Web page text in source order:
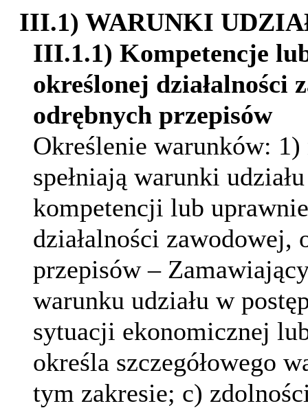
III.1) WARUNKI
III.1.1) Kompetencje
określonej działalności
odrębnych przepisów
Określenie warunków: 1)
spełniają warunki
kompetencji lub
działalności
przepisów –
warunku udziału w
sytuacji ekonomicznej
określa szczegółowego
tym zakresie; c)